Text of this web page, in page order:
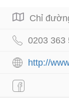
Chỉ
0203 363
http://